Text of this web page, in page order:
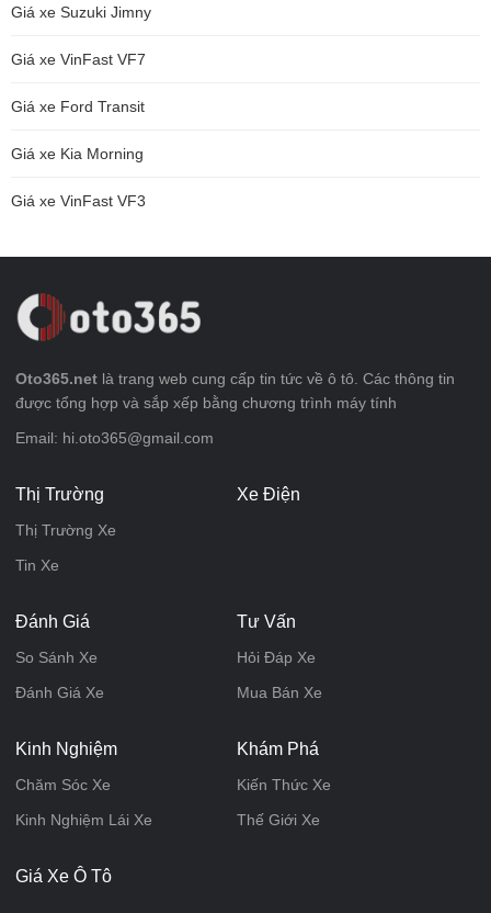
Giá xe Suzuki Jimny
Giá xe VinFast VF7
Giá xe Ford Transit
Giá xe Kia Morning
Giá xe VinFast VF3
Oto365.net là trang web cung cấp tin tức về ô tô. Các thông tin
được tổng hợp và sắp xếp bằng chương trình máy tính
Email: hi.oto365@gmail.com
Thị Trường
Thị Trường Xe
Tin Xe
Xe Điện
Đánh Giá
So Sánh Xe
Đánh Giá Xe
Tư Vấn
Hỏi Đáp Xe
Mua Bán Xe
Kinh Nghiệm
Chăm Sóc Xe
Kinh Nghiệm Lái Xe
Khám Phá
Kiến Thức Xe
Thế Giới Xe
Giá Xe Ô Tô